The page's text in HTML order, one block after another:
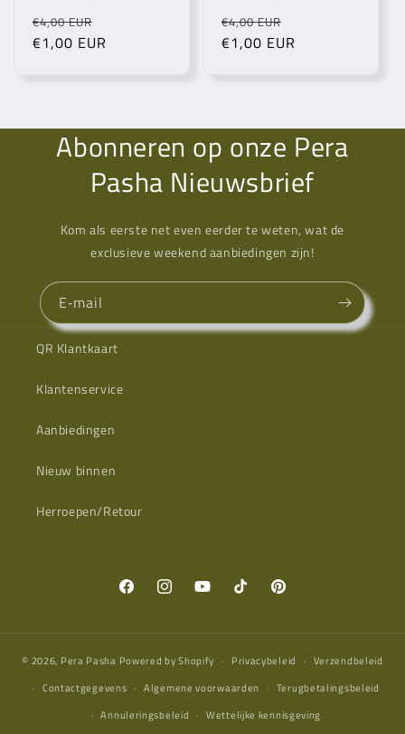
Normale
prijs
€4,00 EUR
€1,00 EUR
Normale
prijs
€4,00 EUR
€1,00 EUR
Abonneren op onze Pera
Pasha Nieuwsbrief
Kom als eerste net even eerder te weten, wat de
exclusieve weekend aanbiedingen zijn!
E‑mail
QR Klantkaart
Klantenservice
Aanbiedingen
Nieuw binnen
Herroepen/Retour
FacebookInstagramYouTubeTikTok Pinterest
© 2026, Pera Pasha Powered by Shopify Privacybeleid
Verzendbeleid
Contactgegevens
Algemene voorwaarden
Terugbetalingsbeleid
Annuleringsbeleid
Wettelijke kennisgeving